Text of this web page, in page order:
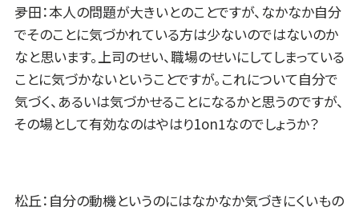
夛田：本人の問題が大きいとのことですが、なかなか自分
でそのことに気づかれている方は少ないのではないのか
なと思います。上司のせい、職場のせいにしてしまっている
ことに気づかないということですが。これについて自分で
気づく、あるいは気づかせることになるかと思うのですが、
その場として有効なのはやはり1on1なのでしょうか？
松丘：自分の動機というのにはなかなか気づきにくいもの